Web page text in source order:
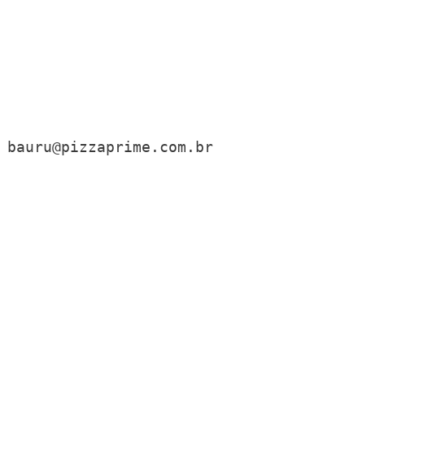
bauru@pizzaprime.com.br